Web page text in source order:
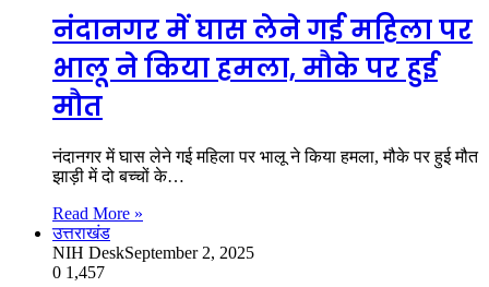
नंदानगर में घास लेने गई महिला पर
भालू ने किया हमला, मौके पर हुई
मौत
नंदानगर में घास लेने गई महिला पर भालू ने किया हमला, मौके पर हुई मौत
झाड़ी में दो बच्चों के…
Read More »
उत्तराखंड
NIH DeskSeptember 2, 2025
0 1,457